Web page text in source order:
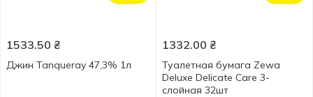
1533.50 ₴
Джин Tanqueray 47,3% 1л
1332.00 ₴
Туалетная бумага Zewa
Deluxe Delicate Care 3-
слойная 32шт